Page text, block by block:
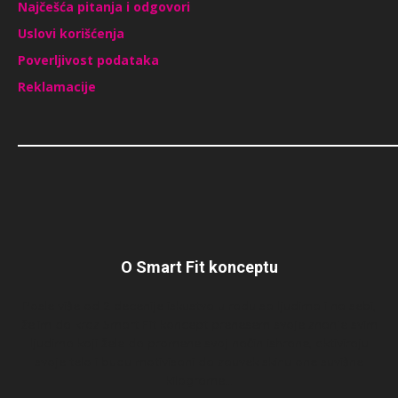
Najčešća pitanja i odgovori
Uslovi korišćenja
Poverljivost podataka
Reklamacije
O Smart Fit konceptu